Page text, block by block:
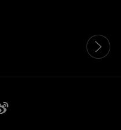
图。有些图片有放大